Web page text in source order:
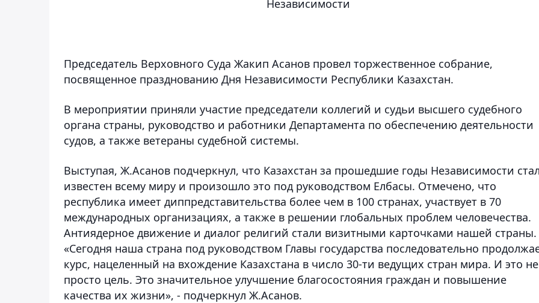
Независимости
Председатель Верховного Суда Жакип Асанов провел торжественное собрание,
посвященное празднованию Дня Независимости Республики Казахстан.
В мероприятии приняли участие председатели коллегий и судьи высшего судебного
органа страны, руководство и работники Департамента по обеспечению деятельности
судов, а также ветераны судебной системы.
Выступая, Ж.Асанов подчеркнул, что Казахстан за прошедшие годы Независимости
известен всему миру и произошло это под руководством Елбасы. Отмечено, что
республика имеет диппредставительства более чем в 100 странах, участвует в 70
международных организациях, а также в решении глобальных проблем человечества.
Антиядерное движение и диалог религий стали визитными карточками нашей страны.
«Сегодня наша страна под руководством Главы государства последовательно
курс, нацеленный на вхождение Казахстана в число 30-ти ведущих стран мира. И это не
просто цель. Это значительное улучшение благосостояния граждан и повышение
качества их жизни», - подчеркнул Ж.Асанов.